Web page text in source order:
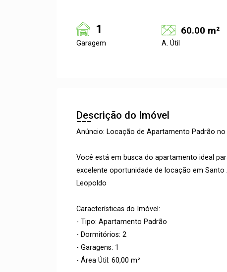
1
Garagem
60.00 m²
A. Útil
Descrição do Imóvel
Anúncio: Locação de Apartamento Padrão
Você está em busca do apartamento ideal
excelente oportunidade de locação em
Leopoldo
Características do Imóvel:
- Tipo: Apartamento Padrão
- Dormitórios: 2
- Garagens: 1
- Área Útil: 60,00 m²